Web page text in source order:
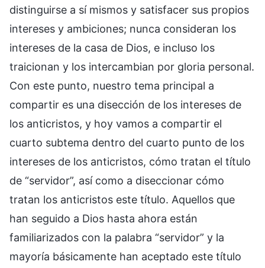
distinguirse a sí mismos y satisfacer sus propios
intereses y ambiciones; nunca consideran los
intereses de la casa de Dios, e incluso los
traicionan y los intercambian por gloria personal.
Con este punto, nuestro tema principal a
compartir es una disección de los intereses de
los anticristos, y hoy vamos a compartir el
cuarto subtema dentro del cuarto punto de los
intereses de los anticristos, cómo tratan el título
de “servidor”, así como a diseccionar cómo
tratan los anticristos este título. Aquellos que
han seguido a Dios hasta ahora están
familiarizados con la palabra “servidor” y la
mayoría básicamente han aceptado este título